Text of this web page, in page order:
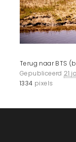
Terug naar BTS
Gepubliceerd 21
1334 pixels